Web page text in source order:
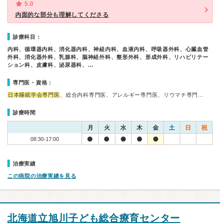
5.0
内面的な部分も理解してくださる
診療科目：
内科、循環器内科、消化器内科、神経内科、血液内科、呼吸器外科、心臓血管
外科、消化器外科、乳腺科、脳神経外科、整形外科、形成外科、リハビリテー
ション科、皮膚科、泌尿器科、…
専門医・資格：
日本睡眠学会専門医 、総合内科専門医、アレルギー専門医、リウマチ専門…
診療時間
月 火 水 木 金 土 日 祝
08:30-17:00
治療実績
この病院の治療実績を見る
北海道立旭川子ども総合療育センター